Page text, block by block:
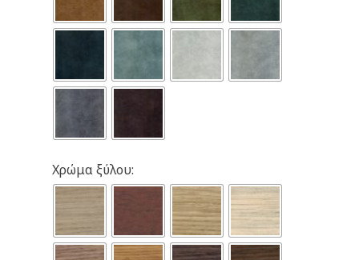
Χρώμα ξύλου: